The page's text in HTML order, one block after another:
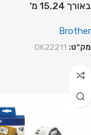
באורך 15.24 מ'
Brother
מק"ט: DK22211